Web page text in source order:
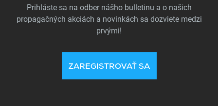
Prihláste sa na odber nášho bulletinu a o našich
propagačných akciách a novinkách sa dozviete medzi
prvými!
ZAREGISTROVAŤ SA